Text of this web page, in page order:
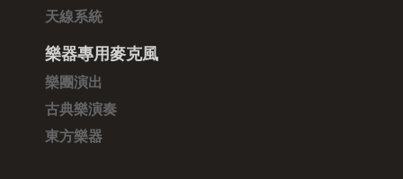
天線系統
樂器專用麥克風
樂團演出
古典樂演奏
東方樂器